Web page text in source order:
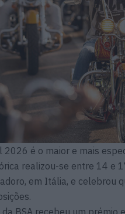
é o maior e mais
realizou-se entre 14 e
em Itália, e celebrou
BSA recebeu um prémio